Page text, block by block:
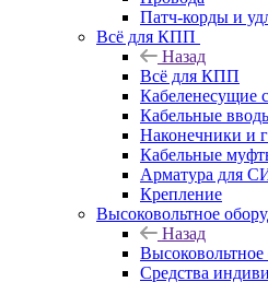
Патч-корды и
Всё для КПП
Назад
Всё для КПП
Кабеленесущие
Кабельные
Наконечники и
Кабельные
Арматура для
Крепление
Высоковольтное
Назад
Высоковольтное
Средства